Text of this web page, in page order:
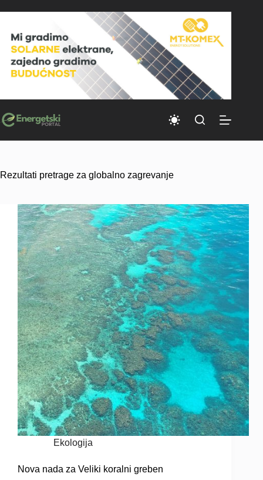
to
Rezultati pretrage za globalno zagrevanje
Ekologija
Nova nada za Veliki koralni greben